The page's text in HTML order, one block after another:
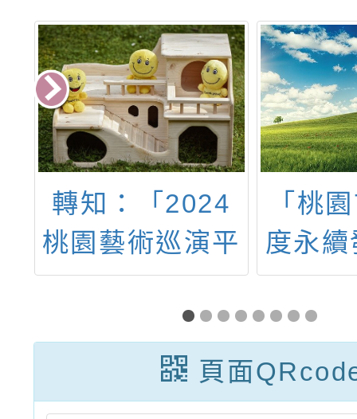
「桃園市115年
度永續發展與環
境教育推展子計
畫」到校進行
「二手玩具拆解
與再建構課程活
轉知
股份
營尖
「尖
習中
度環
頁面